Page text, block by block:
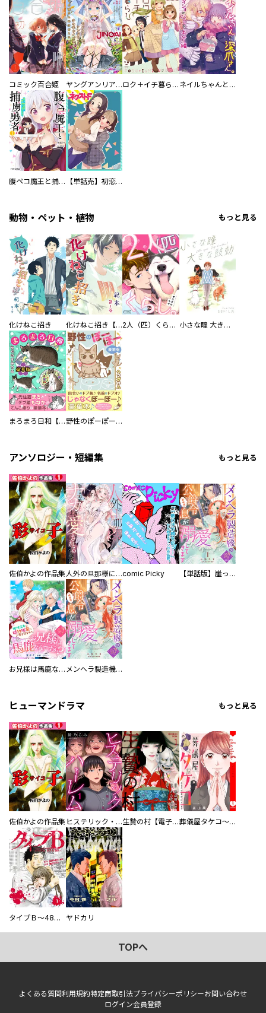
コミック百合姫 ヤングアンリアルJINGAI ロク＋イチ暮らし ネイルちゃんと深爪さん。 ナイショのパフェを半分こ編
腹ペコ魔王と捕虜勇者！～魔王が俺の部屋に飯を食いに来るんだが～ 【単話売】初恋以上、○○未満
動物・ペット・植物 もっと見る
化けねこ招き 化けねこ招き【描きおろし付合冊版】 2人（匹）くらし。 小さな瞳 大きな鼓動
まろまろ日和【豪華版】 野性のぽーぽー【豪華版】
アンソロジー・短編集 もっと見る
佐伯かよの作品集 人外の旦那様に娶られ毎晩ナカまで愛される…。アンソロジーcomic Picky 【単話版】崖っぷち令嬢ですが、意地と策略で幸せになります！シリーズ
お兄様は馬鹿なんですか？～地味王女は婚約破棄に巻き込まれる～ メンヘラ製造機の公爵令息（過保護）が溺愛してきます
ヒューマンドラマ もっと見る
佐伯かよの作品集 ヒステリック・ハーレム～搾られる男と堕ちる女～【電子単行本版】 生贄の村【電子単行本版】 葬儀屋タケコ～あなたの最期、叶えます【電子単行本版】
タイプＢ～48時間後、致死率100％～【単話】 ヤドカリ
TOPへ
よくある質問利用規約特定商取引法プライバシーポリシーお問い合わせ
ログイン会員登録